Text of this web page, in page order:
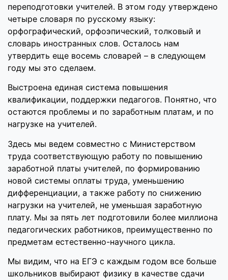
переподготовки учителей. В этом году утверждено
четыре словаря по русскому языку:
орфографический, орфоэпический, толковый и
словарь иностранных слов. Осталось нам
утвердить еще восемь словарей – в следующем
году мы это сделаем.
Выстроена единая система повышения
квалификации, поддержки педагогов. Понятно, что
остаются проблемы и по заработным платам, и по
нагрузке на учителей.
Здесь мы ведем совместно с Министерством
труда соответствующую работу по повышению
заработной платы учителей, по формированию
новой системы оплаты труда, уменьшению
дифференциации, а также работу по снижению
нагрузки на учителей, не уменьшая заработную
плату. Мы за пять лет подготовили более миллиона
педагогических работников, преимущественно по
предметам естественно-научного цикла.
Мы видим, что на ЕГЭ с каждым годом все больше
школьников выбирают физику в качестве сдачи